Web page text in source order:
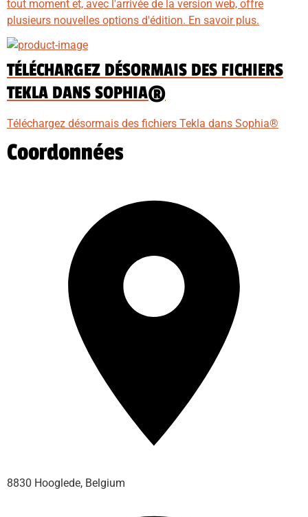
tout moment et, avec l'arrivée de la version web, offre
plusieurs nouvelles options d'édition. En savoir plus.
TÉLÉCHARGEZ DÉSORMAIS DES FICHIERS
TEKLA DANS SOPHIA®
Téléchargez désormais des fichiers Tekla dans Sophia®
Coordonnées
8830 Hooglede, Belgium